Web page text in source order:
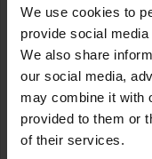
We use cookies to
provide social
We also share
our social media,
may combine it with
provided to them or
of their services.
garnalen, groenten
ze nodig hebt.
hebben, zodat je de
paar minuten kunt
zodat je ze gerust
ruimte tekort komt in